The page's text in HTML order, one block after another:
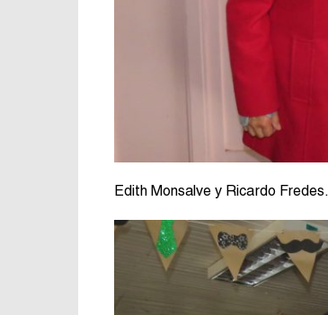
Edith Monsalve y Ricardo Fredes.